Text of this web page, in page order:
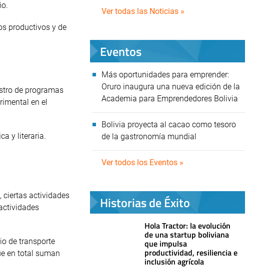
productivos y de
de programas
en el
y literaria.
ciertas actividades
de transporte
en total suman
Ver todas las Noticias »
Eventos
Más oportunidades para emprender:
Oruro inaugura una nueva edición de la
Academia para Emprendedores Bolivia
Bolivia proyecta al cacao como tesoro
de la gastronomía mundial
Ver todos los Eventos »
Historias de Éxito
Hola Tractor: la evolución
de una startup boliviana
que impulsa
productividad, resiliencia e
inclusión agrícola